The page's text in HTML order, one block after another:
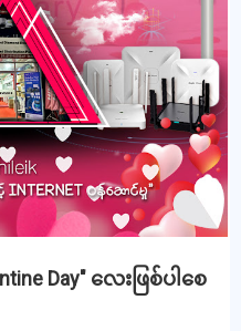
Day" လေးဖြစ်ပါစေ